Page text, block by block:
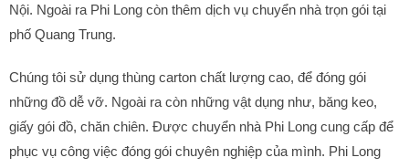
Nội. Ngoài ra Phi Long còn thêm dịch vụ chuyển nhà trọn gói tại
phố Quang Trung.
Chúng tôi sử dụng thùng carton chất lượng cao, để đóng gói
những đồ dễ vỡ. Ngoài ra còn những vật dụng như, băng keo,
giấy gói đồ, chăn chiên. Được chuyển nhà Phi Long cung cấp để
phục vụ công việc đóng gói chuyên nghiệp của mình. Phi Long